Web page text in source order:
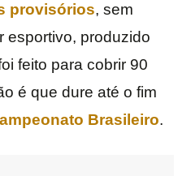
provisórios, sem
esportivo, produzido
feito para cobrir 90
é que dure até o fim
Brasileiro.